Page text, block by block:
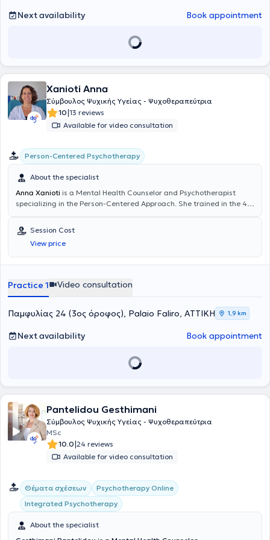
Next availability Book appointment
Xanioti Anna
Σύμβουλος Ψυχικής Υγείας - Ψυχοθεραπεύτρια
10|13 reviews
Available for video consultation
Person-Centered Psychotherapy
About the specialist
Anna Xanioti is a Mental Health Counselor and Psychotherapist
specializing in the Person-Centered Approach. She trained in the 4-
of Humanistic Studies ICPS in Athens. She is a certified
Psychotherapist accredited by the European Association of
Psychotherapy (EAP) and holds the European Certificate of
Psychotherapy (ECP). She ensures her professional development
seminars and conferences. Her areas of interest include the
integration of contemporary neuroscience with psychotherapy,
psychoemotional care of women during menopause, and encounter
Session Cost
View price
Practice 1 Video consultation
Παμφυλίας 24 (3ος όροφος), Palaio Faliro, ΑΤΤΙΚΗ 1,9 km
Next availability Book appointment
Pantelidou Gesthimani
Σύμβουλος Ψυχικής Υγείας - Ψυχοθεραπεύτρια
MSc
10.0|24 reviews
Available for video consultation
Θέματα σχέσεων
Psychotherapy Online
Integrated Psychotherapy
About the specialist